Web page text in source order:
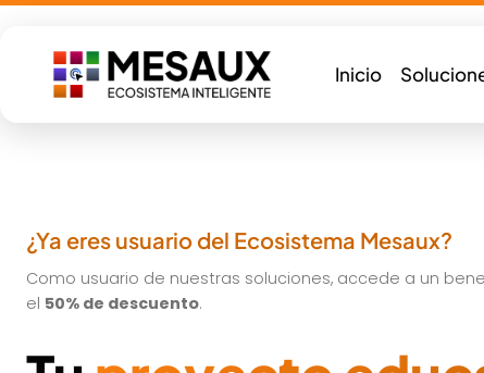
Saltar
contenido
Inicio
¿Ya eres usuario del Ecosistema Mesaux?
Como usuario de nuestras soluciones, accede a un
el 50% de descuento.